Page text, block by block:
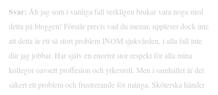
Svar: Åh jag som i vanliga fall verkligen brukar vara noga med
detta på bloggen! Förstår precis vad du menar, upplever dock inte
att detta är ett så stort problem INOM sjukvården, i alla fall inte
där jag jobbar. Har själv en enormt stor respekt för alla mina
kollegor oavsett proffesion och yrkesroll. Men i samhället är det
säkert ett problem och frustrerande för många. Sköterska händer